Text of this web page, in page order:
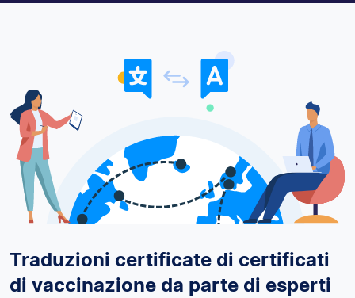
Traduzioni certificate di certificati
di vaccinazione da parte di esperti